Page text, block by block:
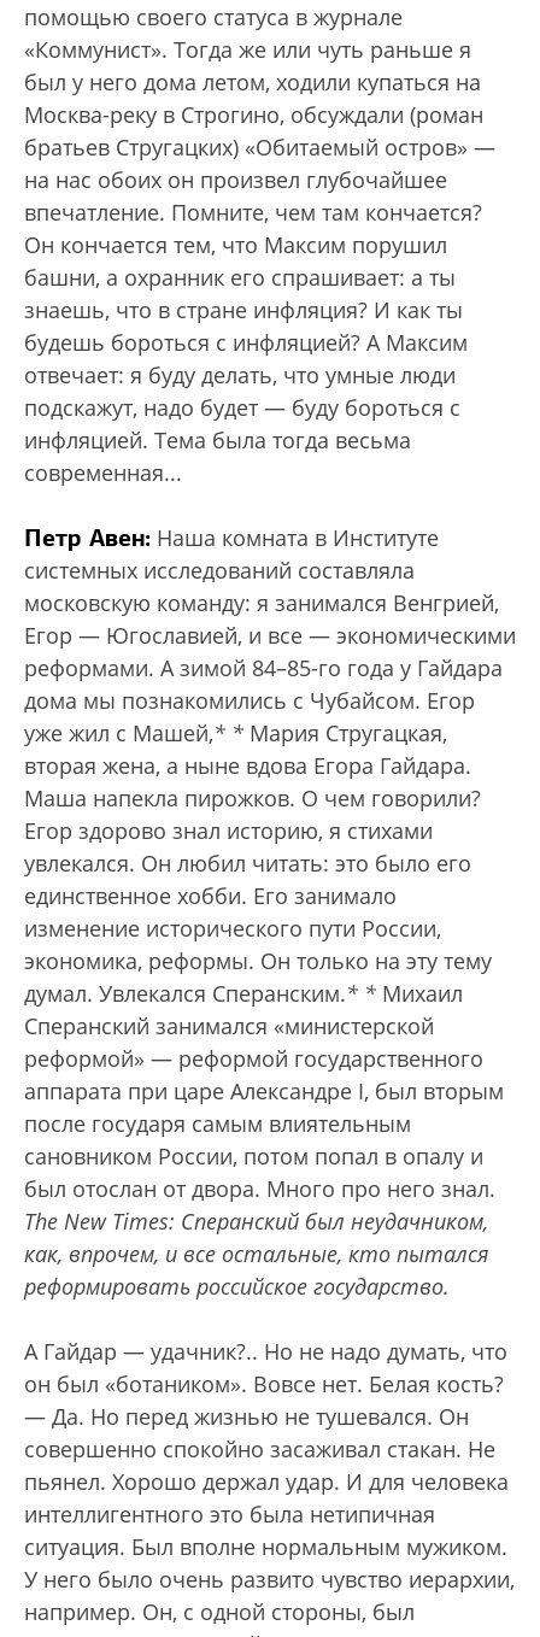
помощью своего статуса в журнале
«Коммунист». Тогда же или чуть раньше я
был у него дома летом, ходили купаться на
Москва-реку в Строгино, обсуждали (роман
братьев Стругацких) «Обитаемый остров» —
на нас обоих он произвел глубочайшее
впечатление. Помните, чем там кончается?
Он кончается тем, что Максим порушил
башни, а охранник его спрашивает: а ты
знаешь, что в стране инфляция? И как ты
будешь бороться с инфляцией? А Максим
отвечает: я буду делать, что умные люди
подскажут, надо будет — буду бороться с
инфляцией. Тема была тогда весьма
современная...
Петр Авен: Наша комната в Институте
системных исследований составляла
московскую команду: я занимался Венгрией,
Егор — Югославией, и все — экономическими
реформами. А зимой 84–85-го года у Гайдара
дома мы познакомились с Чубайсом. Егор
уже жил с Машей,* * Мария Стругацкая,
вторая жена, а ныне вдова Егора Гайдара.
Маша напекла пирожков. О чем говорили?
Егор здорово знал историю, я стихами
увлекался. Он любил читать: это было его
единственное хобби. Его занимало
изменение исторического пути России,
экономика, реформы. Он только на эту тему
думал. Увлекался Сперанским.* * Михаил
Сперанский занимался «министерской
реформой» — реформой государственного
аппарата при царе Александре I, был вторым
после государя самым влиятельным
сановником России, потом попал в опалу и
был отослан от двора. Много про него знал.
The New Times: Сперанский был неудачником,
как, впрочем, и все остальные, кто пытался
реформировать российское государство.
А Гайдар — удачник?.. Но не надо думать, что
он был «ботаником». Вовсе нет. Белая кость?
— Да. Но перед жизнью не тушевался. Он
совершенно спокойно засаживал стакан. Не
пьянел. Хорошо держал удар. И для человека
интеллигентного это была нетипичная
ситуация. Был вполне нормальным мужиком.
У него было очень развито чувство иерархии,
например. Он, с одной стороны, был